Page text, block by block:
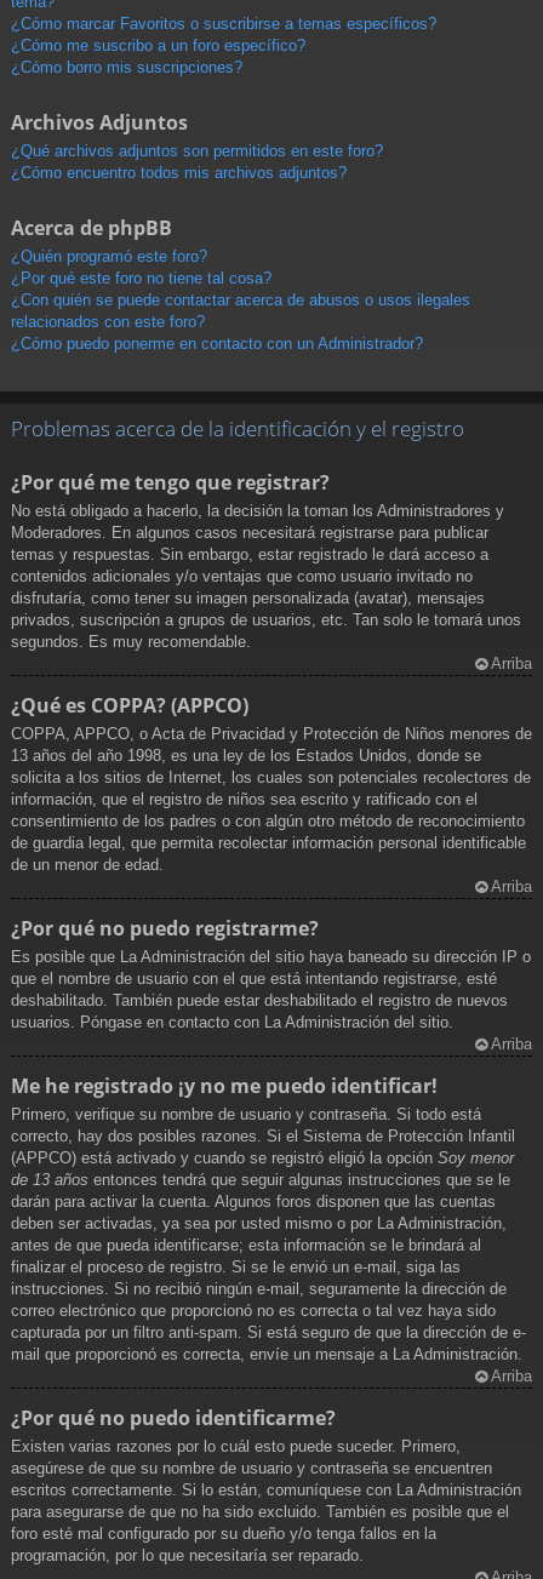
¿Cómo marcar Favoritos o suscribirse a temas específicos?
¿Cómo me suscribo a un foro específico?
¿Cómo borro mis suscripciones?
Archivos Adjuntos
¿Qué archivos adjuntos son permitidos en este foro?
¿Cómo encuentro todos mis archivos adjuntos?
Acerca de phpBB
¿Quién programó este foro?
¿Por qué este foro no tiene tal cosa?
¿Con quién se puede contactar acerca de abusos o usos ilegales
relacionados con este foro?
¿Cómo puedo ponerme en contacto con un Administrador?
Problemas acerca de la identificación y el registro
¿Por qué me tengo que registrar?
No está obligado a hacerlo, la decisión la toman los Administradores y
Moderadores. En algunos casos necesitará registrarse para publicar
temas y respuestas. Sin embargo, estar registrado le dará acceso a
contenidos adicionales y/o ventajas que como usuario invitado no
disfrutaría, como tener su imagen personalizada (avatar), mensajes
privados, suscripción a grupos de usuarios, etc. Tan solo le tomará unos
segundos. Es muy recomendable.
Arriba
¿Qué es COPPA? (APPCO)
COPPA, APPCO, o Acta de Privacidad y Protección de Niños menores de
13 años del año 1998, es una ley de los Estados Unidos, donde se
solicita a los sitios de Internet, los cuales son potenciales recolectores de
información, que el registro de niños sea escrito y ratificado con el
consentimiento de los padres o con algún otro método de reconocimiento
de guardia legal, que permita recolectar información personal identificable
de un menor de edad.
Arriba
¿Por qué no puedo registrarme?
Es posible que La Administración del sitio haya baneado su dirección IP o
que el nombre de usuario con el que está intentando registrarse, esté
deshabilitado. También puede estar deshabilitado el registro de nuevos
usuarios. Póngase en contacto con La Administración del sitio.
Arriba
Me he registrado ¡y no me puedo identificar!
Primero, verifique su nombre de usuario y contraseña. Si todo está
correcto, hay dos posibles razones. Si el Sistema de Protección Infantil
(APPCO) está activado y cuando se registró eligió la opción Soy menor
de 13 años entonces tendrá que seguir algunas instrucciones que se le
darán para activar la cuenta. Algunos foros disponen que las cuentas
deben ser activadas, ya sea por usted mismo o por La Administración,
antes de que pueda identificarse; esta información se le brindará al
finalizar el proceso de registro. Si se le envió un e-mail, siga las
instrucciones. Si no recibió ningún e-mail, seguramente la dirección de
correo electrónico que proporcionó no es correcta o tal vez haya sido
capturada por un filtro anti-spam. Si está seguro de que la dirección de e-
mail que proporcionó es correcta, envíe un mensaje a La Administración.
Arriba
¿Por qué no puedo identificarme?
Existen varias razones por lo cuál esto puede suceder. Primero,
asegúrese de que su nombre de usuario y contraseña se encuentren
escritos correctamente. Si lo están, comuníquese con La Administración
para asegurarse de que no ha sido excluido. También es posible que el
foro esté mal configurado por su dueño y/o tenga fallos en la
programación, por lo que necesitaría ser reparado.